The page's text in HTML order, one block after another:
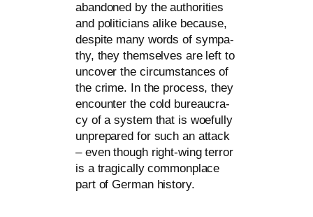
aban­do­ned by the aut­ho­ri­ties
and poli­ti­ci­ans ali­ke becau­se,
despi­te many words of sym­pa­
thy, they them­sel­ves are left to
unco­ver the cir­cum­s­tances of
the crime. In the pro­cess, they
encoun­ter the cold bureau­cra­
cy of a sys­tem that is woeful­ly
unpre­pared for such an attack
– even though right-wing ter­ror
is a tra­gi­cal­ly com­mon­place
part of German history.